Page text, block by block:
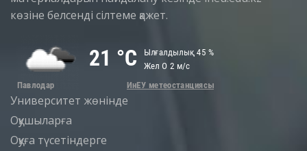
көзіне белсенді сілтеме қажет.
Университет жөнінде
Оқушыларға
Оқуға түсетіндерге